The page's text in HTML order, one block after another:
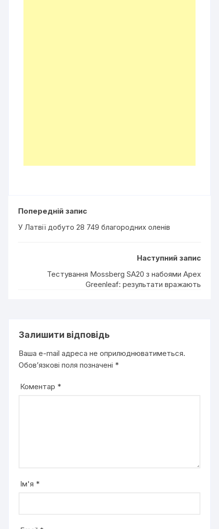
Попередній запис
У Латвії добуто 28 749 благородних оленів
Наступний запис
Тестування Mossberg SA20 з набоями Apex
Greenleaf: результати вражають
Залишити відповідь
Ваша e-mail адреса не оприлюднюватиметься.
Обов’язкові поля позначені *
Коментар *
Ім'я *